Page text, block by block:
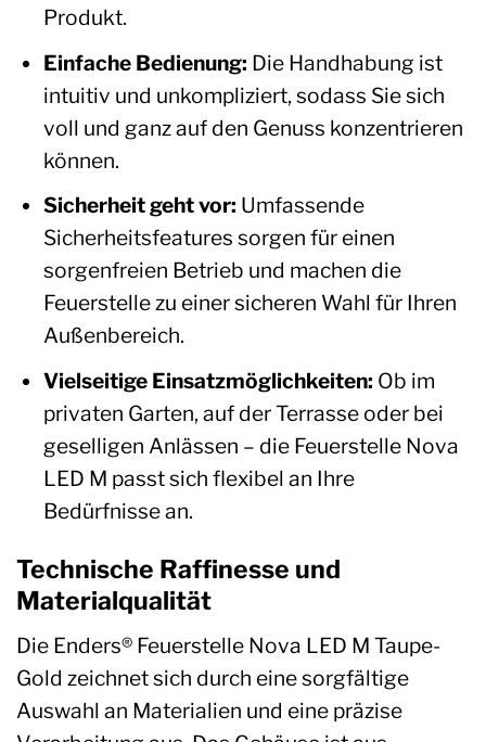
Produkt.
Einfache Bedienung: Die Handhabung ist
intuitiv und unkompliziert, sodass Sie sich
voll und ganz auf den Genuss konzentrieren
können.
Sicherheit geht vor: Umfassende
Sicherheitsfeatures sorgen für einen
sorgenfreien Betrieb und machen die
Feuerstelle zu einer sicheren Wahl für Ihren
Außenbereich.
Vielseitige Einsatzmöglichkeiten: Ob im
privaten Garten, auf der Terrasse oder bei
geselligen Anlässen – die Feuerstelle Nova
LED M passt sich flexibel an Ihre
Bedürfnisse an.
Technische Raffinesse und
Materialqualität
Die Enders® Feuerstelle Nova LED M Taupe-
Gold zeichnet sich durch eine sorgfältige
Auswahl an Materialien und eine präzise